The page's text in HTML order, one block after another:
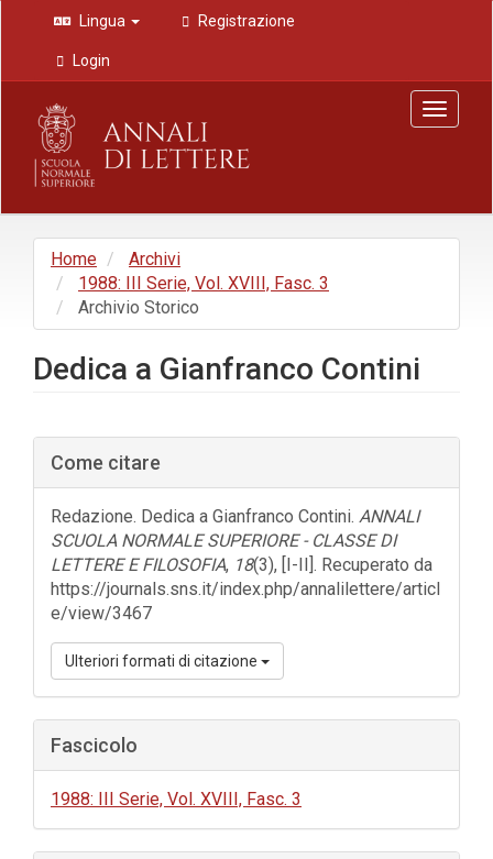
Navigazione
principale
Contenuto
principale
Barra
laterale
Lingua Registrazione
Login
Toggle
Home
Archivi
1988: III Serie, Vol. XVIII, Fasc. 3
Archivio Storico
Dedica a Gianfranco Contini
Barra
laterale
dell'articolo
Come citare
Redazione. Dedica a Gianfranco Contini. ANNALI
SCUOLA NORMALE SUPERIORE - CLASSE DI
LETTERE E FILOSOFIA, 18(3), [I-II]. Recuperato da
https://journals.sns.it/index.php/annalilettere/articl
e/view/3467
Ulteriori formati di citazione
Fascicolo
1988: III Serie, Vol. XVIII, Fasc. 3